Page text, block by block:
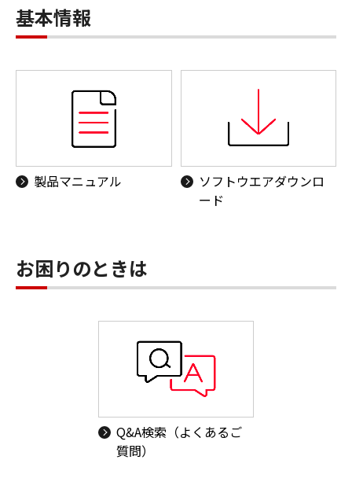
基本情報
製品マニュアル
ソフトウエアダウンロ
ード
お困りのときは
Q&A検索（よくあるご
質問）